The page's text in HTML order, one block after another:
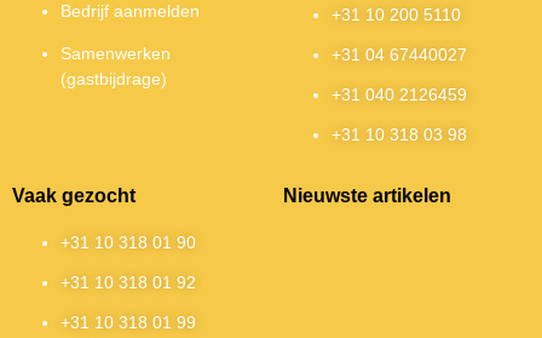
Bedrijf aanmelden
Samenwerken
(gastbijdrage)
+31 10 200 5110
+31 04 67440027
+31 040 2126459
+31 10 318 03 98
Vaak gezocht
+31 10 318 01 90
+31 10 318 01 92
+31 10 318 01 99
Nieuwste artikelen